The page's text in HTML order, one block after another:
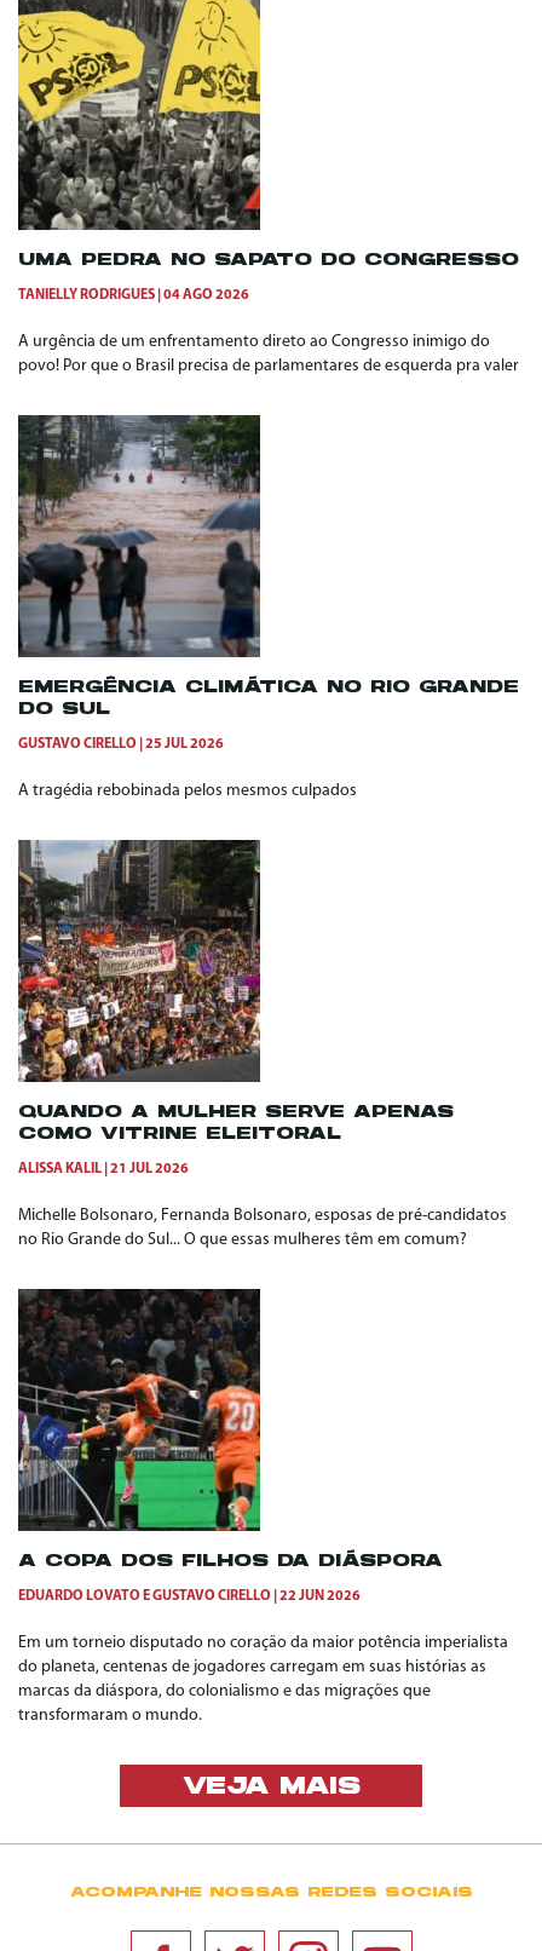
UMA PEDRA NO SAPATO DO CONGRESSO
TANIELLY RODRIGUES 04 AGO 2026
A urgência de um enfrentamento direto ao Congresso inimigo do
povo! Por que o Brasil precisa de parlamentares de esquerda pra valer
EMERGÊNCIA CLIMÁTICA NO RIO GRANDE
DO SUL
GUSTAVO CIRELLO 25 JUL 2026
A tragédia rebobinada pelos mesmos culpados
QUANDO A MULHER SERVE APENAS
COMO VITRINE ELEITORAL
ALISSA KALIL 21 JUL 2026
Michelle Bolsonaro, Fernanda Bolsonaro, esposas de pré-candidatos
no Rio Grande do Sul... O que essas mulheres têm em comum?
A COPA DOS FILHOS DA DIÁSPORA
EDUARDO LOVATO EGUSTAVO CIRELLO 22 JUN 2026
Em um torneio disputado no coração da maior potência imperialista
do planeta, centenas de jogadores carregam em suas histórias as
marcas da diáspora, do colonialismo e das migrações que
transformaram o mundo.
VEJA MAIS
ACOMPANHE NOSSAS REDES SOCIAIS